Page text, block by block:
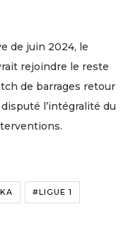
de juin 2024, le
rejoindre le reste
de barrages retour
l’intégralité du
#LIGUE 1